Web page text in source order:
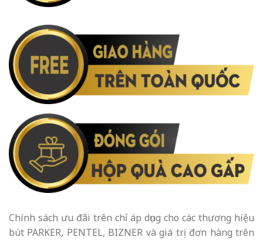
Chính sách ưu đãi trên chỉ áp dụng cho các thương hiệu
bút PARKER, PENTEL, BIZNER và giá trị đơn hàng trên